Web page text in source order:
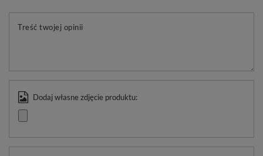
Treść twojej opinii
Dodaj własne zdjęcie produktu: